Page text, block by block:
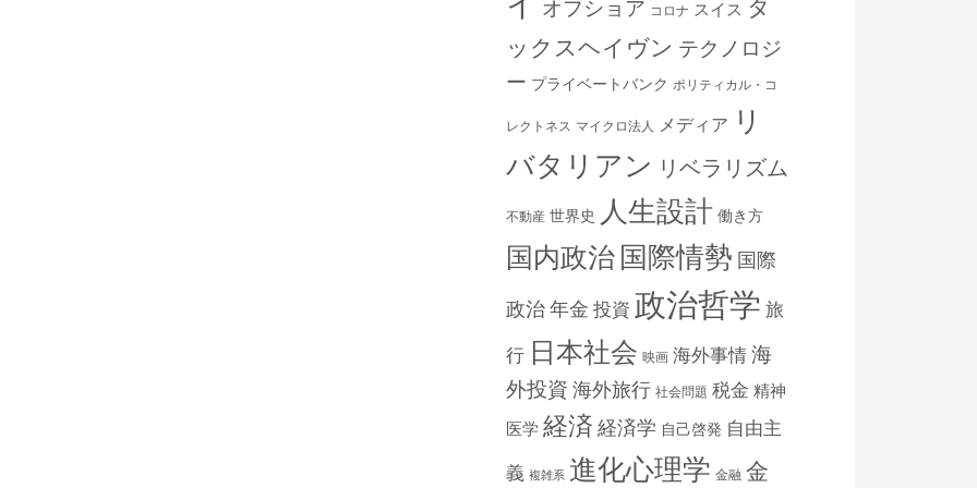
オフショア コロナ スイス タ
ックスヘイヴン テクノロジ
ー プライベートバンク ポリティカル・コ
レクトネス マイクロ法人 メディア
リ
バタリアン リベラリズム
不動産 世界史 人生設計 働き方
国内政治 国際情勢 国際
政治 年金 投資 政治哲学 旅
行 日本社会 映画 海外事情 海
外投資 海外旅行 社会問題 税金 精神
医学 経済 経済学 自己啓発 自由主
義 複雑系 進化心理学 金融 金